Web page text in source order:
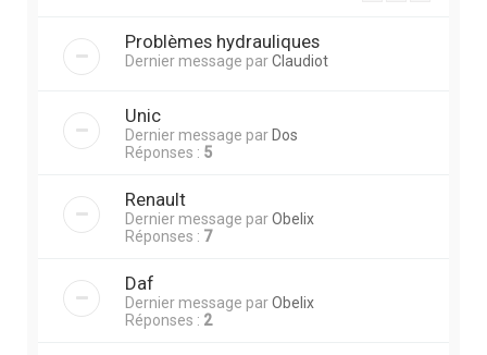
Problèmes hydrauliques
Dernier message parClaudiot
Unic
Dernier message par Dos
Réponses : 5
Renault
Dernier message parObelix
Réponses : 7
Daf
Dernier message parObelix
Réponses : 2